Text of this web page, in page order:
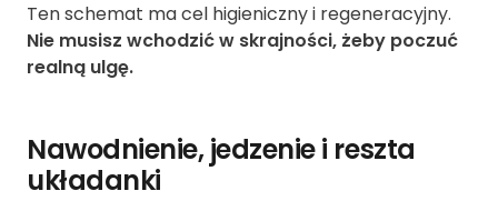
Ten schemat ma cel higieniczny i regeneracyjny.
Nie musisz wchodzić w skrajności, żeby poczuć
realną ulgę.
Nawodnienie, jedzenie i reszta
układanki